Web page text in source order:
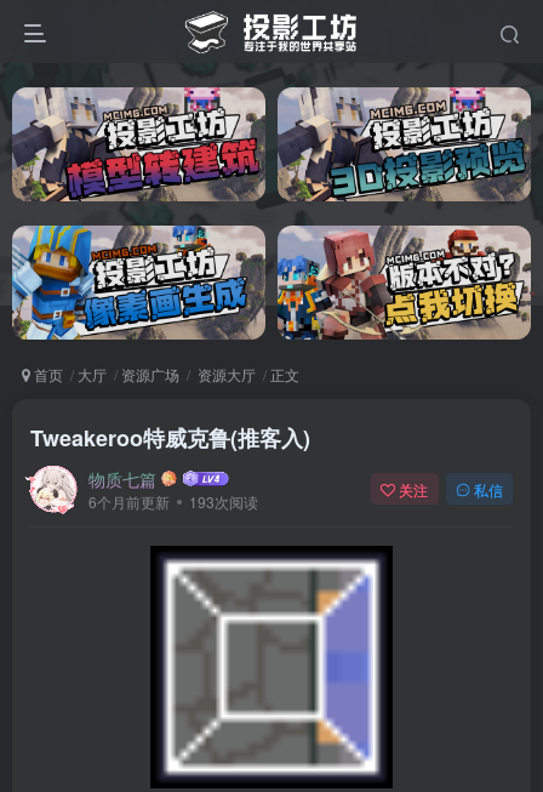
首页 大厅 资源广场 资源大厅 正文
Tweakeroo特威克鲁(推客入)
物质七篇
6个月前更新 193次阅读
关注 私信